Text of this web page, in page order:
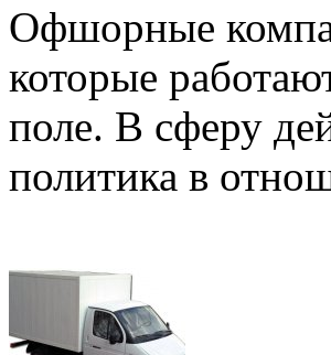
Офшорные
которые
поле. В сферу
политика в